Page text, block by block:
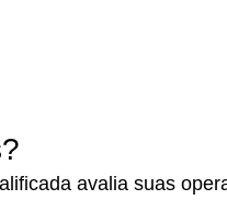
avalia suas